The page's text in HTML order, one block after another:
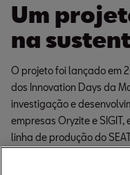
Um
na
O projeto foi lançado em
dos Innovation Days da
investigação e
empresas Oryzite e
linha de produção do